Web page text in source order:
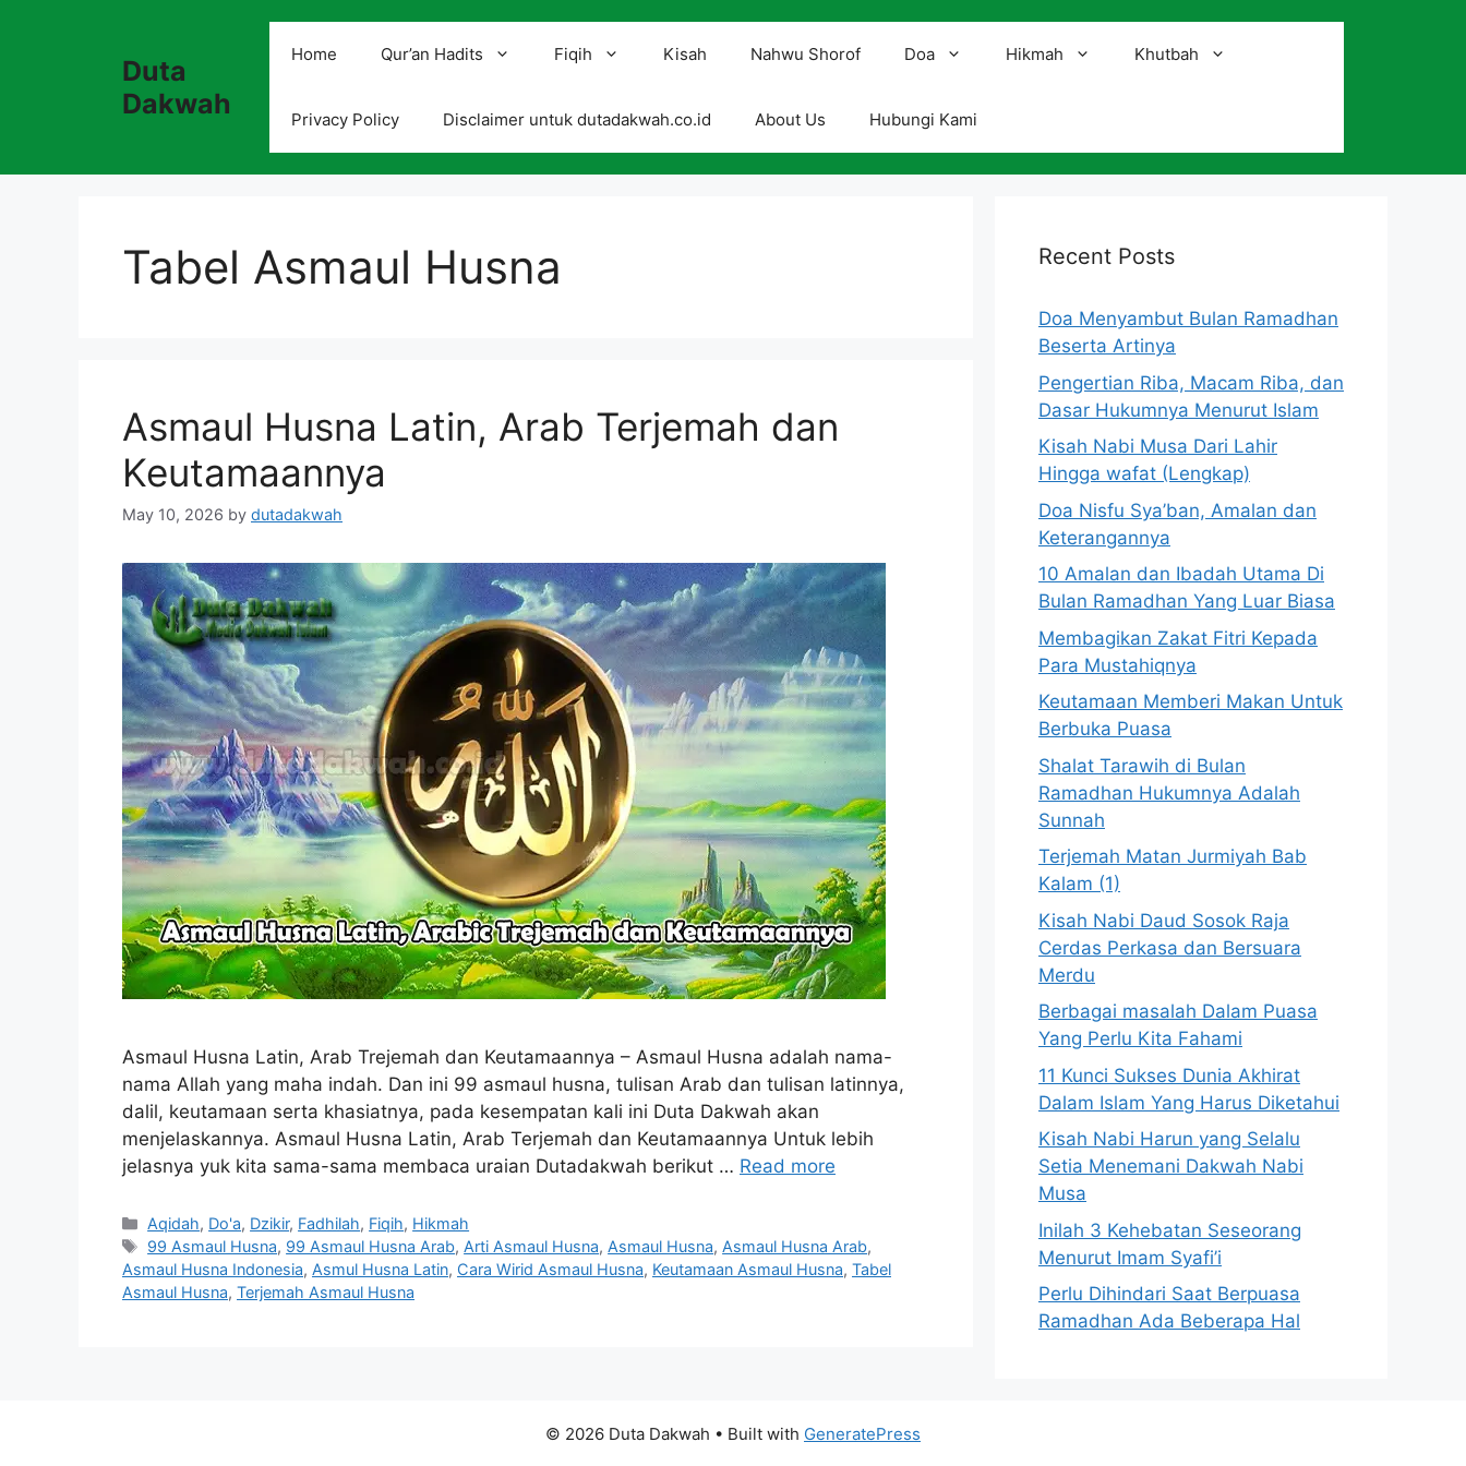
Duta
Dakwah
Home Qur’an Hadits Fiqih Kisah Nahwu Shorof Doa Hikmah Khutbah
Privacy Policy Disclaimer untuk dutadakwah.co.id About Us Hubungi Kami
Tabel Asmaul Husna
Asmaul Husna Latin, Arab Terjemah dan
Keutamaannya
May 10, 2026 by dutadakwah
Asmaul Husna Latin, Arab Trejemah dan Keutamaannya – Asmaul Husna adalah nama-
nama Allah yang maha indah. Dan ini 99 asmaul husna, tulisan Arab dan tulisan latinnya,
dalil, keutamaan serta khasiatnya, pada kesempatan kali ini Duta Dakwah akan
menjelaskannya. Asmaul Husna Latin, Arab Terjemah dan Keutamaannya Untuk lebih
jelasnya yuk kita sama-sama membaca uraian Dutadakwah berikut … Read more
Categories
Aqidah, Do'a, Dzikir, Fadhilah, Fiqih, Hikmah
Tags
99 Asmaul Husna, 99 Asmaul Husna Arab, Arti Asmaul Husna, Asmaul Husna, Asmaul Husna Arab,
Asmaul Husna Indonesia, Asmul Husna Latin, Cara Wirid Asmaul Husna, Keutamaan Asmaul Husna, Tabel
Asmaul Husna, Terjemah Asmaul Husna
Recent Posts
Doa Menyambut Bulan Ramadhan
Beserta Artinya
Pengertian Riba, Macam Riba, dan
Dasar Hukumnya Menurut Islam
Kisah Nabi Musa Dari Lahir
Hingga wafat (Lengkap)
Doa Nisfu Sya’ban, Amalan dan
Keterangannya
10 Amalan dan Ibadah Utama Di
Bulan Ramadhan Yang Luar Biasa
Membagikan Zakat Fitri Kepada
Para Mustahiqnya
Keutamaan Memberi Makan Untuk
Berbuka Puasa
Shalat Tarawih di Bulan
Ramadhan Hukumnya Adalah
Sunnah
Terjemah Matan Jurmiyah Bab
Kalam (1)
Kisah Nabi Daud Sosok Raja
Cerdas Perkasa dan Bersuara
Merdu
Berbagai masalah Dalam Puasa
Yang Perlu Kita Fahami
11 Kunci Sukses Dunia Akhirat
Dalam Islam Yang Harus Diketahui
Kisah Nabi Harun yang Selalu
Setia Menemani Dakwah Nabi
Musa
Inilah 3 Kehebatan Seseorang
Menurut Imam Syafi’i
Perlu Dihindari Saat Berpuasa
Ramadhan Ada Beberapa Hal
© 2026 Duta Dakwah • Built with GeneratePress